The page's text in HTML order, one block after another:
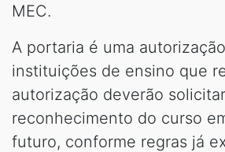
MEC.
A portaria é uma
instituições de ensino que
autorização deverão
reconhecimento do curso
futuro, conforme regras já